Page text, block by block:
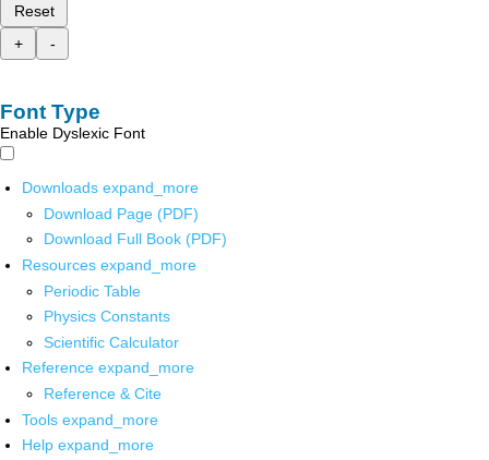
Reset
+
-
Font Type
Enable Dyslexic Font
Downloads expand_more
Download Page (PDF)
Download Full Book (PDF)
Resources expand_more
Periodic Table
Physics Constants
Scientific Calculator
Reference expand_more
Reference & Cite
Tools expand_more
Help expand_more